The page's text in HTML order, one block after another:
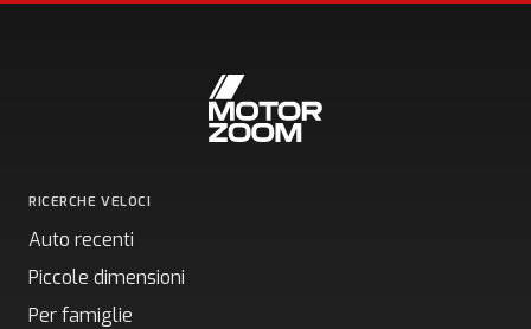
RICERCHE VELOCI
Auto recenti
Piccole dimensioni
Per famiglie